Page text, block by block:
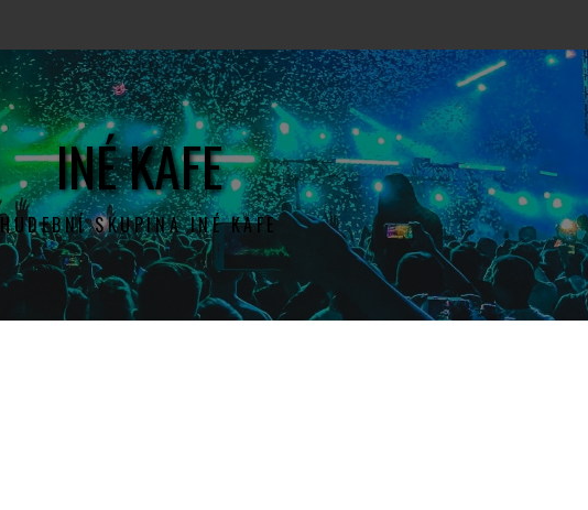
INÉ KAFE
HUDEBNÍ SKUPINA INÉ KAFE